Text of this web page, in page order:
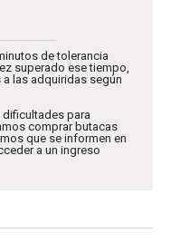
de tolerancia
superado ese tiempo,
las adquiridas según
para
comprar butacas
que se informen en
a un ingreso